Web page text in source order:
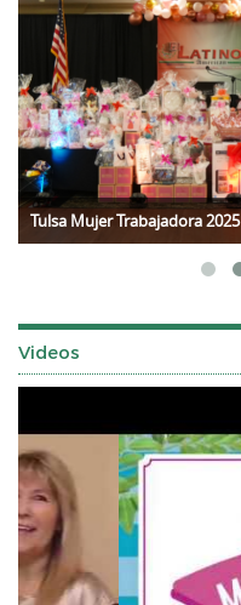
Tulsa Mujer Trabajadora 2025
Videos